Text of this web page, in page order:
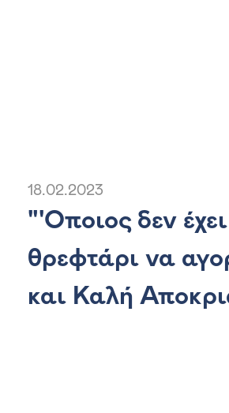
18.02.2023
"'Οποιος δεν έχει
θρεφτάρι να
και Καλή